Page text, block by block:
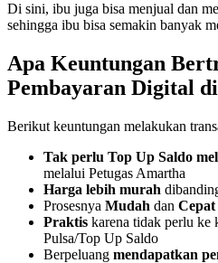
Di sini, ibu juga bisa menjual dan
sehingga ibu bisa semakin banyak
Apa Keuntungan
Pembayaran Digital
Berikut keuntungan melakukan
Tak perlu Top Up Saldo
melalui Petugas Amartha
Harga lebih murah
Prosesnya Mudah dan Cepat
Praktis karena tidak perlu ke
Pulsa/Top Up Saldo
Berpeluang mendapatkan